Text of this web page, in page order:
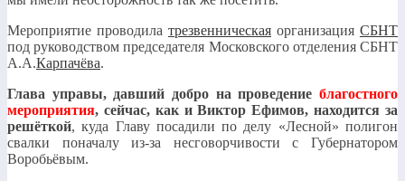
Мероприятие проводила трезвенническая организация СБНТ
под руководством председателя Московского отделения СБНТ
А.А.Карпачёва.
Глава управы, давший добро на проведение благостного
мероприятия, сейчас, как и Виктор Ефимов, находится за
решёткой, куда Главу посадили по делу «Лесной» полигон
свалки поначалу из-за несговорчивости с Губернатором
Воробьёвым.